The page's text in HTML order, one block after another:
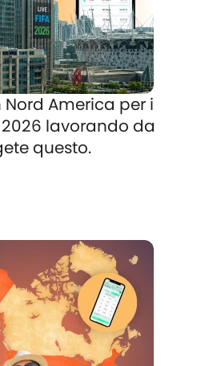
America per i
2026 lavorando da
questo.